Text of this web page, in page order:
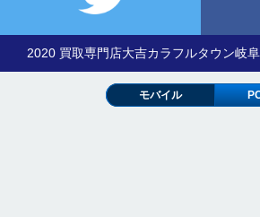
2020 買取専門店大吉カラフルタウン岐
モバイル